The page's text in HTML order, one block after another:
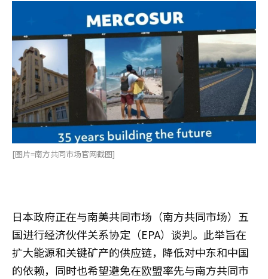
[图片=南方共同市场官网截图]
日本政府正在与南美共同市场（南方共同市场）五
国进行经济伙伴关系协定（EPA）谈判。此举旨在
扩大能源和关键矿产的供应链，降低对中东和中国
的依赖，同时也希望避免在欧盟率先与南方共同市